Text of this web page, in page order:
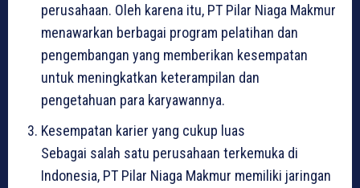
perusahaan. Oleh karena itu, PT Pilar Niaga Makmur
menawarkan berbagai program pelatihan dan
pengembangan yang memberikan kesempatan
untuk meningkatkan keterampilan dan
pengetahuan para karyawannya.
Kesempatan karier yang cukup luas
Sebagai salah satu perusahaan terkemuka di
Indonesia, PT Pilar Niaga Makmur memiliki jaringan